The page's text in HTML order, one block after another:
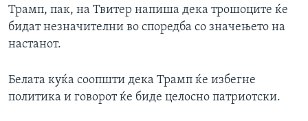
Трамп, пак, на Твитер напиша дека трошоците ќе
бидат незначителни во споредба со значењето на
настанот.
Белата куќа соопшти дека Трамп ќе избегне
политика и говорот ќе биде целосно патриотски.